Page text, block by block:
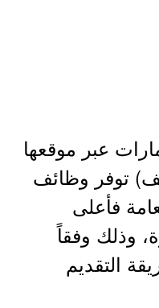
عبر موقعها
توفر وظائف
فأعلى
وذلك وفقاً
التقديم